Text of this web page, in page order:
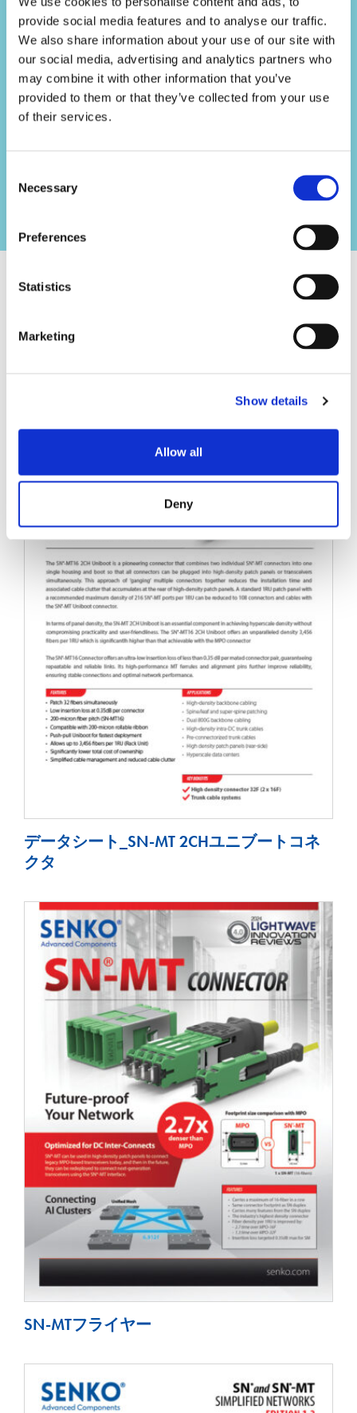
provide social media features and to analyse our traffic.
We also share information about your use of our site with
our social media, advertising and analytics partners who
may combine it with other information that you’ve
provided to them or that they’ve collected from your use
of their services.
Selection
Necessary
Preferences
Statistics
Marketing
Show details
Allow all
Deny
お客様が高密度で非常に小さなフォー
ムファクターのコネクターを迅速に検
査し、400G以降のエラーのない伝送を
保証するのに役立ちます」。
EXFO社 エンタープライズ＆データセンタ
ー・ソリューションマネージャー ニコラ
データシート_SN-MT 2CHユニブートコネ
クタ
SN-MTフライヤー